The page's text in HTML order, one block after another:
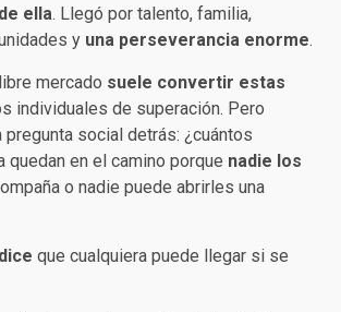
ella. Llegó por talento, familia,
y una perseverancia enorme.
mercado suele convertir estas
individuales de superación. Pero
pregunta social detrás: ¿cuántos
quedan en el camino porque nadie los
o nadie puede abrirles una
que cualquiera puede llegar si se